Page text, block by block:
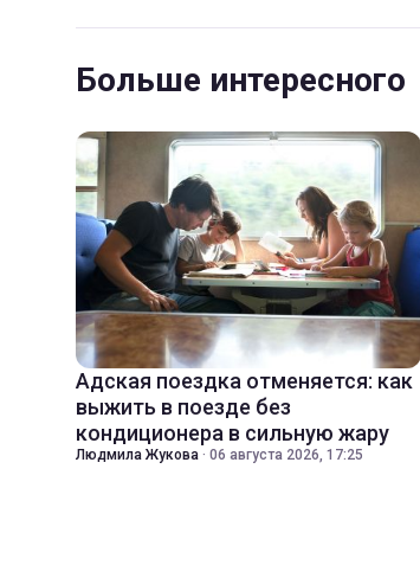
Больше интересного
Адская поездка отменяется: как
выжить в поезде без
кондиционера в сильную жару
Людмила Жукова · 06 августа 2026, 17:25